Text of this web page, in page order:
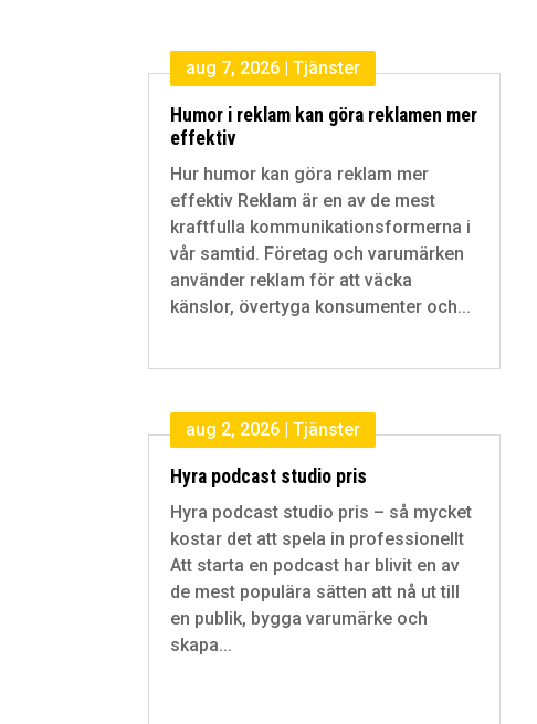
Humor i reklam kan göra reklamen mer
effektiv
aug 7, 2026 |Tjänster
Hur humor kan göra reklam mer
effektiv Reklam är en av de mest
kraftfulla kommunikationsformerna i
vår samtid. Företag och varumärken
använder reklam för att väcka
känslor, övertyga konsumenter och...
Hyra podcast studio pris
aug 2, 2026 |Tjänster
Hyra podcast studio pris – så mycket
kostar det att spela in professionellt
Att starta en podcast har blivit en av
de mest populära sätten att nå ut till
en publik, bygga varumärke och
skapa...